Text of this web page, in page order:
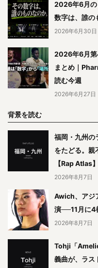
2026年6月の
数字は、誰の
2026年6月30日
2026年6月第
まとめ｜
読む今週
2026年6月27日
背景を読む
福岡・九州
をたどる。親
【Rap Atlas】
2026年8月7日
Awich、アジ
演──11月に4
2026年8月7日
Tohji「
義曲が、ラス